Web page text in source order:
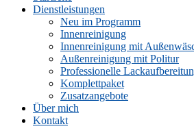
Dienstleistungen
Neu im Programm
Innenreinigung
Innenreinigung mit
Außenreinigung mit Politur
Professionelle
Komplettpaket
Zusatzangebote
Über mich
Kontakt